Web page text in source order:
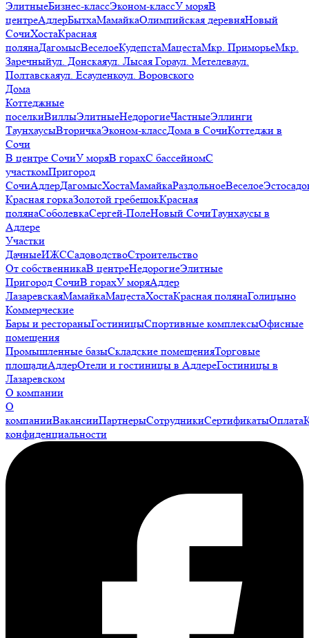
ЭлитныеБизнес-классЭконом-классУ моряВ
центреАдлерБытхаМамайкаОлимпийская деревняНовый
СочиХостаКрасная
полянаДагомысВеселоеКудепстаМацестаМкр. ПриморьеМкр.
Заречныйул. Донскаяул. Лысая Гораул. Метелеваул.
Полтавскаяул. Есауленкоул. Воровского
Дома
Коттеджные
поселкиВиллыЭлитныеНедорогиеЧастныеЭллинги
ТаунхаусыВторичкаЭконом-классДома в СочиКоттеджи в
Сочи
В центре СочиУ моряВ горахС бассейномС
участкомПригород
СочиАдлерДагомысХостаМамайкаРаздольноеВеселое
Красная горкаЗолотой гребешокКрасная
полянаСоболевкаСергей-ПолеНовый СочиТаунхаусы в
Адлере
Участки
ДачныеИЖССадоводствоСтроительство
От собственникаВ центреНедорогиеЭлитные
Пригород СочиВ горахУ моряАдлер
ЛазаревскаяМамайкаМацестаХостаКрасная полянаГолицыно
Коммерческие
Бары и рестораныГостиницыСпортивные комплексыОфисные
помещения
Промышленные базыСкладские помещенияТорговые
площадиАдлерОтели и гостиницы в АдлереГостиницы в
Лазаревском
О компании
О
компанииВакансииПартнерыСотрудникиСертификатыОплата
конфиденциальности